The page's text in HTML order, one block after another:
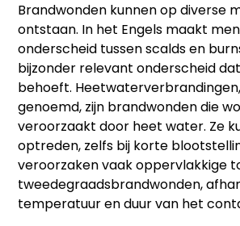
Brandwonden kunnen op diverse
ontstaan. In het Engels maakt
onderscheid tussen scalds en
bijzonder relevant onderscheid
behoeft.
genoemd, zijn brandwonden die
veroorzaakt door heet water. Ze
optreden, zelfs bij korte
veroorzaken vaak oppervlakkige
tweedegraadsbrandwonden,
temperatuur en duur van het